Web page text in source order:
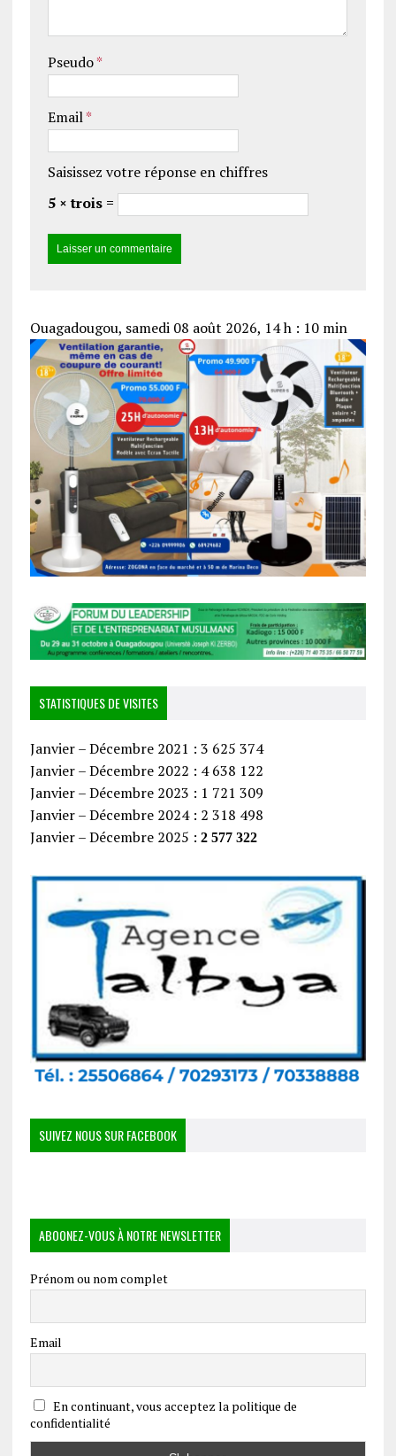
Pseudo*
Email*
Saisissez votre réponse en chiffres
5 × trois =
Ouagadougou, samedi 08 août 2026, 14 h : 10 min
STATISTIQUES DE VISITES
Janvier – Décembre 2021 : 3 625 374
Janvier – Décembre 2022 : 4 638 122
Janvier – Décembre 2023 : 1 721 309
Janvier – Décembre 2024 : 2 318 498
Janvier – Décembre 2025 : 2 577 322
SUIVEZ NOUS SUR FACEBOOK
ABOONEZ-VOUS À NOTRE NEWSLETTER
Prénom ou nom complet
Email
En continuant, vous acceptez la politique de
confidentialité